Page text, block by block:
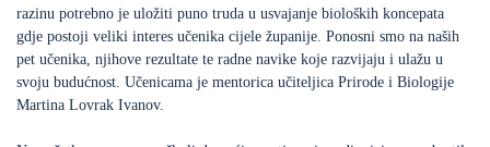
razinu potrebno je uložiti puno truda u usvajanje bioloških koncepata
gdje postoji veliki interes učenika cijele županije. Ponosni smo na naših
pet učenika, njihove rezultate te radne navike koje razvijaju i ulažu u
svoju budućnost. Učenicama je mentorica učiteljica Prirode i Biologije
Martina Lovrak Ivanov.